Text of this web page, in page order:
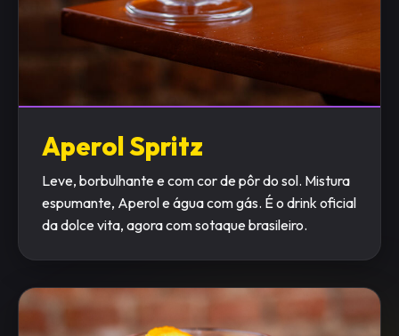
Aperol Spritz
Leve, borbulhante e com cor de pôr do sol. Mistura
espumante, Aperol e água com gás. É o drink oficial
da dolce vita, agora com sotaque brasileiro.